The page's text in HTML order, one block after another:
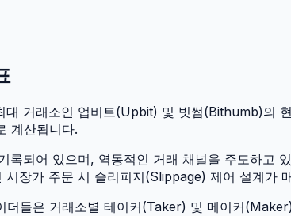
대 거래소인 업비트(Upbit) 및 빗썸(Bithumb)의
계산됩니다.
록되어 있으며, 역동적인 거래 채널을 주도하고
장가 주문 시 슬리피지(Slippage) 제어 설계가
들은 거래소별 테이커(Taker) 및 메이커